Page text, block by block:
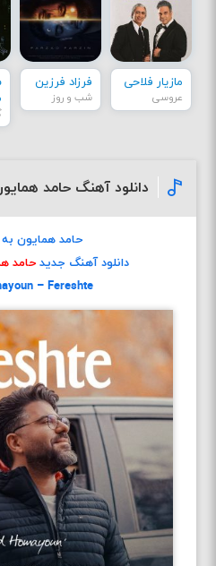
مازیار فلاحی
عروسی
فرزاد فرزین
شب و روز
دانلود آهنگ حامد
حامد همایون
دانلود آهنگ جدید حامد
– Fereshte